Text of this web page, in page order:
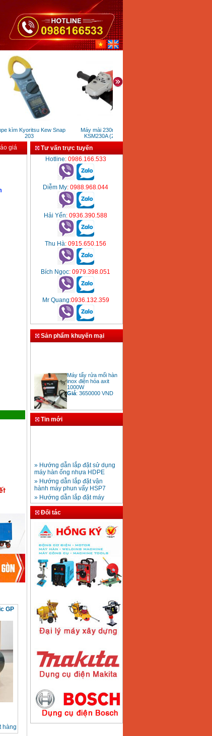
kìm Kyoritsu Kew Snap
203
Máy mài 230mm DCK
KSM230A (2200W)
giá
GP
Tư vấn trực tuyến
Hotline: 0986.166.533
Diễm My: 0988.968.044
Hải Yến: 0936.390.588
Thu Hà: 0915.650.156
Bích Ngọc: 0979.398.051
Mr Quang:0936.132.359
Sản phẩm khuyến mại
inox điện hóa axit
1000W
Giá:3650000
Mũi khoan rút lõi bê
tông D20-D350
Giá:330000VND
600mm Hồng Ký
Giá:3290000VND
Máy hàn que Hồng
ký Jet SR200R
Giá:2350000 VND
Máy hàn que điện tử
Hồng ký HK 200Z
Giá:2770000 VND
Máy hàn que điện tử
Hồng Ký HKM200D
Giá:2890000 VND
Máy hàn que điện tử
Tin mới
» Hướng dẫn lắp đặt sử dụng
máy hàn ống nhựa HDPE
» Hướng dẫn lắp đặt vận
hành máy phun vẩy HSP7
» Hướng dẫn lắp đặt máy
bơm ly tâm trục ngang
» Máy nén khí Jetman
» HDSD Máy Hàn Ống Nhựa
HDPE quay tay thủy lực
» Đại lý bán Máy hàn
» Máy khoan rút lõi cầm tay
chạy điện pin
» Hình thức thanh toán tại
Thiết Bị Plaza
» Máy ổn áp, máy biến áp
Fushin
cắt kim loại Plasma
Đối tác